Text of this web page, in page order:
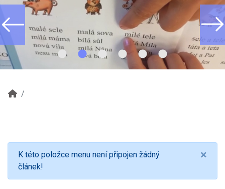
×
K této položce menu není připojen žádný
článek!